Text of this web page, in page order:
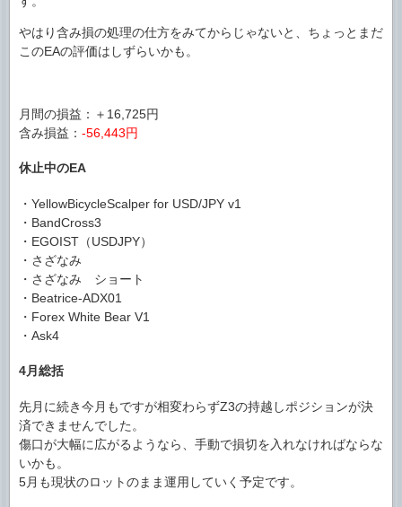
やはり含み損の処理の仕方をみてからじゃないと、ちょっとまだ
このEAの評価はしずらいかも。
月間の損益：＋16,725円
含み損益： -56,443円
休止中のEA
・YellowBicycleScalper for USD/JPY v1
・BandCross3
・EGOIST（USDJPY）
・さざなみ
・さざなみ ショート
・Beatrice-ADX01
・Forex White Bear V1
・Ask4
4月総括
先月に続き今月もですが相変わらずZ3の持越しポジションが決
済できませんでした。
傷口が大幅に広がるようなら、手動で損切を入れなければならな
いかも。
5月も現状のロットのまま運用していく予定です。